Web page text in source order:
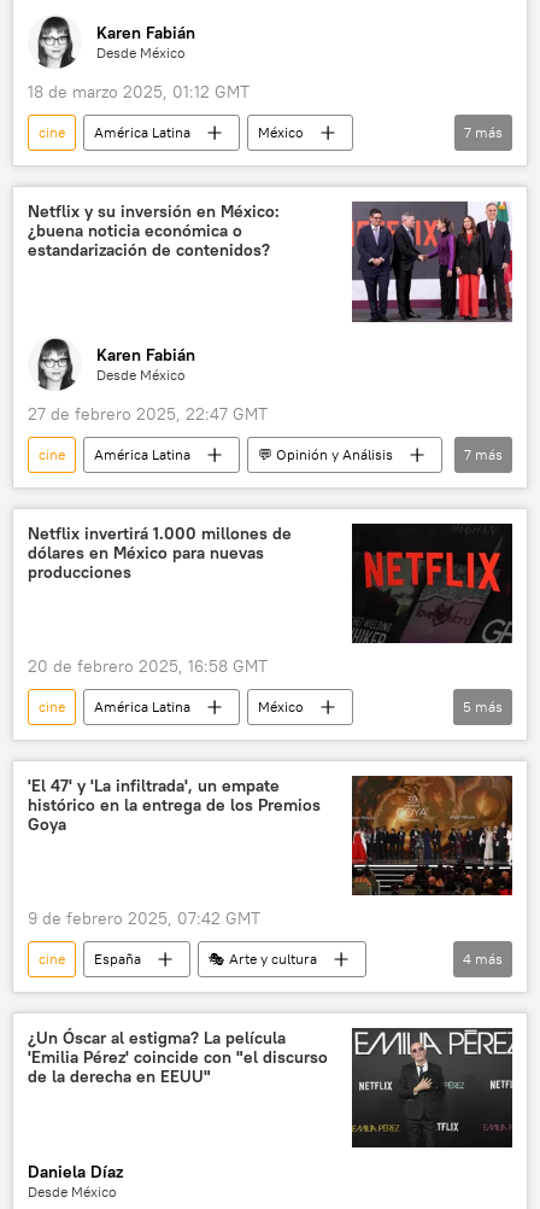
Karen Fabián
Desde México
18 de marzo 2025, 01:12 GMT
cine América Latina
México
🎭 Arte y cultura
Juan Rulfo
María Félix
Carlos Salinas de Gortari
Ciudad de México (CDMX)
7 más
Netflix y su inversión en México:
¿buena noticia económica o
estandarización de contenidos?
Karen Fabián
Desde México
27 de febrero 2025, 22:47 GMT
cine América Latina
💬 Opinión y Análisis
México
Ciudad de México (CDMX)
Netflix
Claudia Sheinbaum
🎭 Arte y cultura
streaming
7 más
Netflix invertirá 1.000 millones de
dólares en México para nuevas
producciones
20 de febrero 2025, 16:58 GMT
cine América Latina
México
Netflix
📈 Mercados y finanzas
🏛️ Compañías
inversiones
Claudia Sheinbaum
5 más
'El 47' y 'La infiltrada', un empate
histórico en la entrega de los Premios
Goya
9 de febrero 2025, 07:42 GMT
cine España
🎭 Arte y cultura
Premios Goya
Brasil
sociedad
ETA
4 más
¿Un Óscar al estigma? La película
'Emilia Pérez' coincide con "el discurso
de la derecha en EEUU"
Daniela Díaz
Desde México